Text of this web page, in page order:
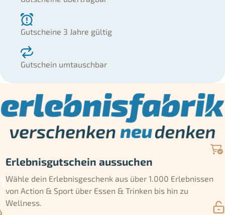
Gutscheine 3 Jahre gültig
Gutschein umtauschbar
Erlebnisgutschein aussuchen
Wähle dein Erlebnisgeschenk aus über 1.000 Erlebnissen
von Action & Sport über Essen & Trinken bis hin zu
Wellness.